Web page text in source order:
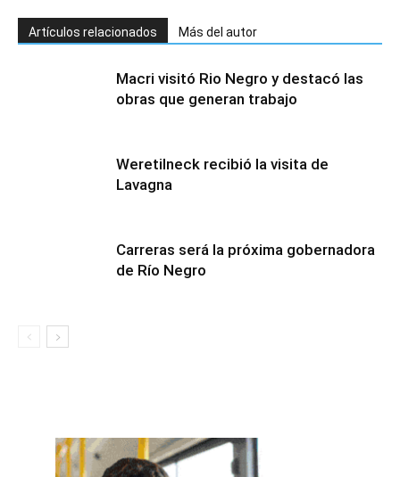
Artículos relacionados Más del autor
Macri visitó Rio Negro y destacó las
obras que generan trabajo
Weretilneck recibió la visita de
Lavagna
Carreras será la próxima gobernadora
de Río Negro